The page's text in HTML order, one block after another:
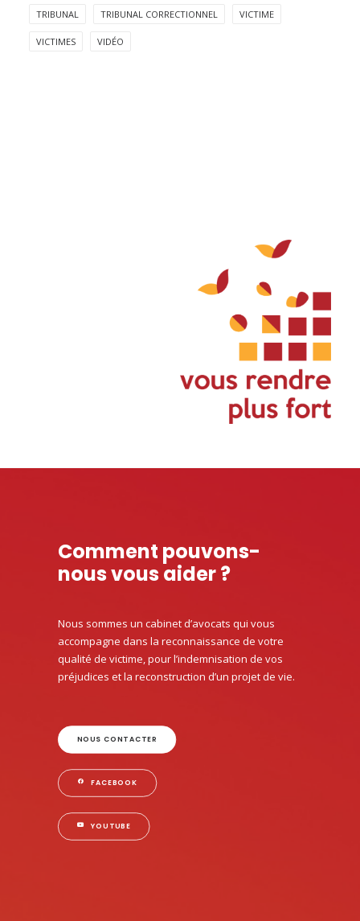
TRIBUNAL TRIBUNAL CORRECTIONNEL VICTIME
VICTIMES VIDÉO
Comment pouvons-
nous vous aider ?
Nous sommes un cabinet d’avocats qui vous
accompagne dans la reconnaissance de votre
qualité de victime, pour l’indemnisation de vos
préjudices et la reconstruction d’un projet de vie.
NOUS CONTACTER
FACEBOOK
YOUTUBE